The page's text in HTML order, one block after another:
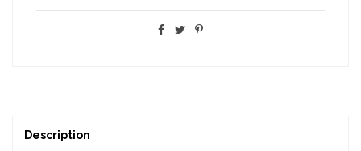
Description